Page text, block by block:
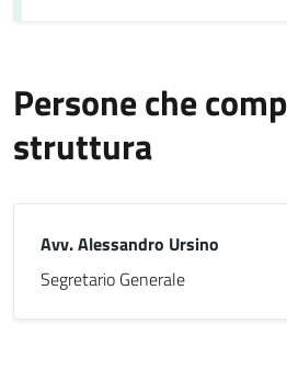
Persone che
struttura
Avv. Alessandro Ursino
Segretario Generale